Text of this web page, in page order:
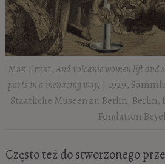
Max Ernst,And volcanic women lift and
parts in a menacing way, | 1929,
Staatliche Museen zu Berlin,
Fondation
Często też do stworzonego